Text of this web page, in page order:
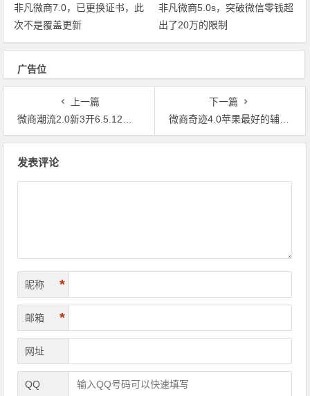
非凡微商7.0，已更换证书，此
次不是覆盖更新
非凡微商5.0s，突破微信零钱超
出了20万的限制
广告位
上一篇
微商潮流2.0新3开6.5.12版本微信
下一篇
微商奇迹4.0苹果最好的辅助软件
发表评论
昵称 *
邮箱 *
网址
QQ